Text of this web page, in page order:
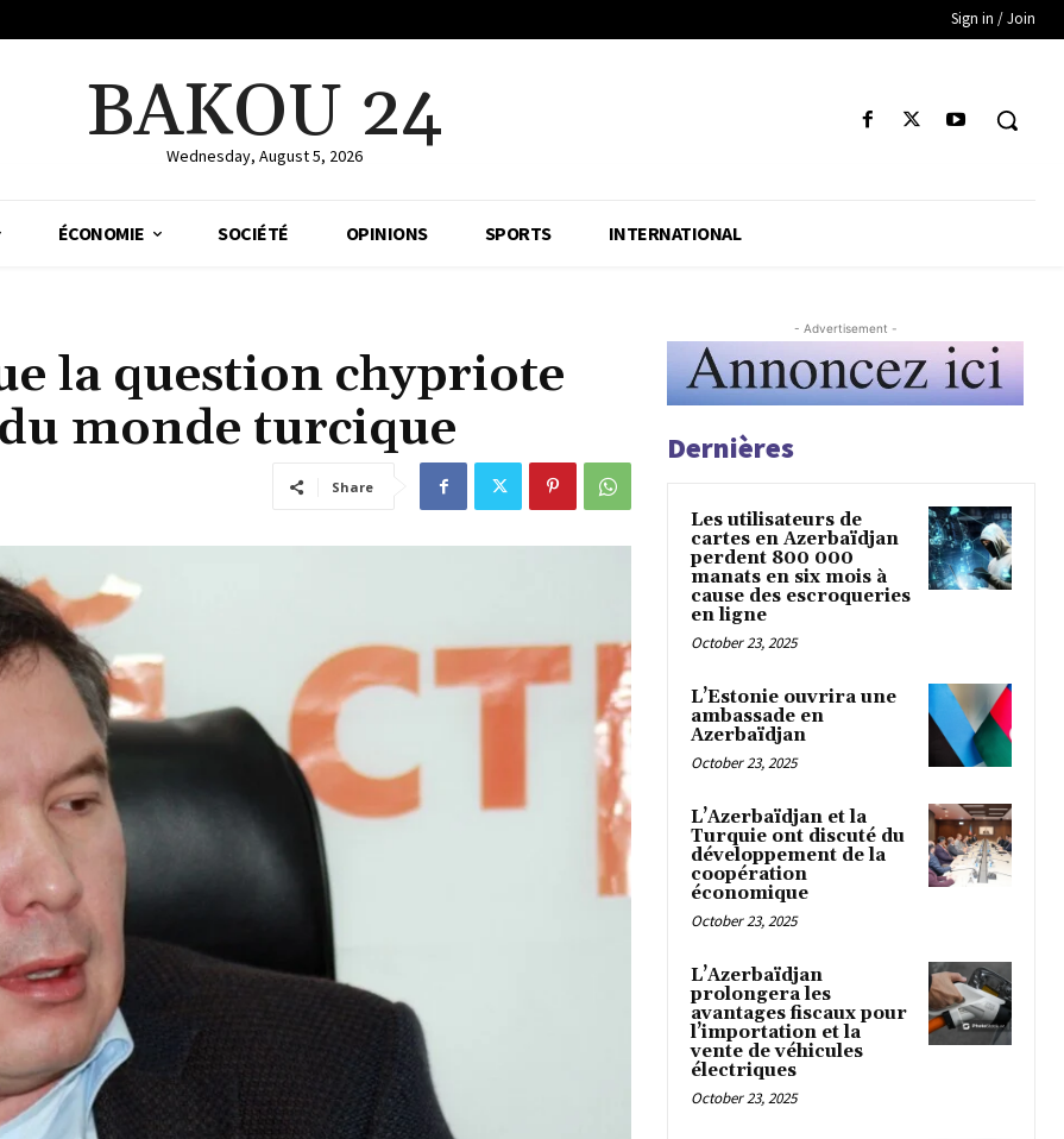
Sign in / Join
BAKOU 24
Wednesday, August 5, 2026
ÉCONOMIE SOCIÉTÉ OPINIONS SPORTS INTERNATIONAL
la question chypriote
monde turcique
Share
- Advertisement -
Dernières
Les utilisateurs de
cartes en Azerbaïdjan
perdent 800 000
manats en six mois à
cause des escroqueries
en ligne
October 23, 2025
L’Estonie ouvrira une
ambassade en
Azerbaïdjan
October 23, 2025
L’Azerbaïdjan et la
Turquie ont discuté du
développement de la
coopération
économique
October 23, 2025
L’Azerbaïdjan
prolongera les
avantages fiscaux pour
l’importation et la
vente de véhicules
électriques
October 23, 2025